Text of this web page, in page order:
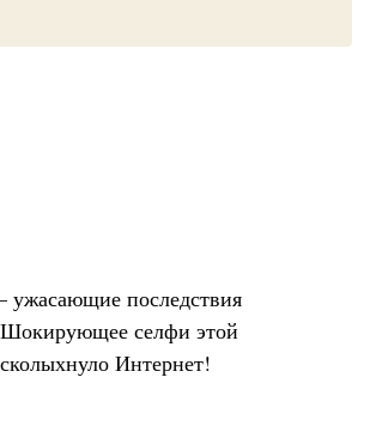
последствия
селфи этой
Интернет!